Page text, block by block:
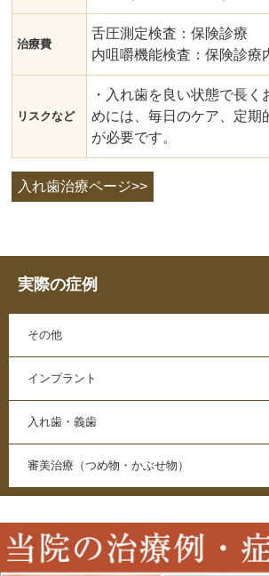
治療費
舌圧測定検査：保険診療
内咀嚼機能検査：保険診療
リスクなど
・入れ歯を良い状態で長く
めには、毎日のケア、定期
が必要です。
入れ歯治療ページ>>
実際の症例
その他
インプラント
入れ歯・義歯
審美治療（つめ物・かぶせ物）